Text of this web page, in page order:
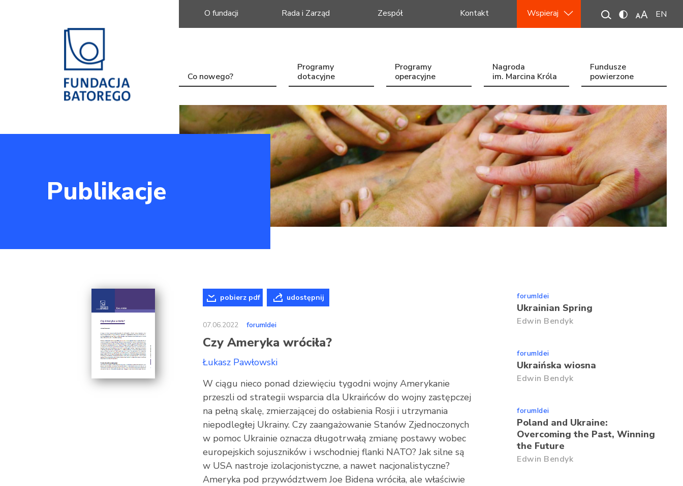
O fundacji Rada i Zarząd Zespół Kontakt Wspieraj EN
Co nowego?
Programy
dotacyjne
Programy
operacyjne
Nagroda
im. Marcina Króla
Fundusze
powierzone
Publikacje
pobierz pdf udostępnij
07.06.2022 forumIdei
Czy Ameryka wróciła?
Łukasz Pawłowski
W ciągu nieco ponad dziewięciu tygodni wojny Amerykanie
przeszli od strategii wsparcia dla Ukraińców do wojny zastępczej
na pełną skalę, zmierzającej do osłabienia Rosji i utrzymania
niepodległej Ukrainy. Czy zaangażowanie Stanów Zjednoczonych
w pomoc Ukrainie oznacza długotrwałą zmianę postawy wobec
europejskich sojuszników i wschodniej flanki NATO? Jak silne są
w USA nastroje izolacjonistyczne, a nawet nacjonalistyczne?
Ameryka pod przywództwem Joe Bidena wróciła, ale właściwie
forumIdei
Ukrainian Spring
Edwin Bendyk
forumIdei
Ukraińska wiosna
Edwin Bendyk
forumIdei
Poland and Ukraine:
Overcoming the Past, Winning
the Future
Edwin Bendyk